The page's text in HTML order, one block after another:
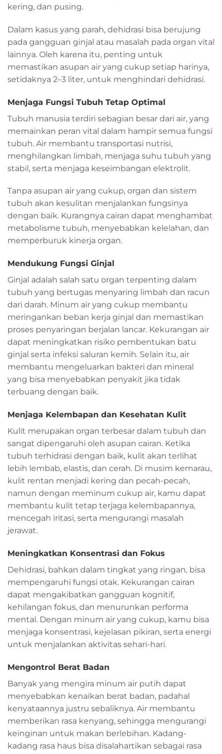
kering, dan pusing.
Dalam kasus yang parah, dehidrasi bisa berujung
pada gangguan ginjal atau masalah pada organ vital
lainnya. Oleh karena itu, penting untuk
memastikan asupan air yang cukup setiap harinya,
setidaknya 2–3 liter, untuk menghindari dehidrasi.
Menjaga Fungsi Tubuh Tetap Optimal
Tubuh manusia terdiri sebagian besar dari air, yang
memainkan peran vital dalam hampir semua fungsi
tubuh. Air membantu transportasi nutrisi,
menghilangkan limbah, menjaga suhu tubuh yang
stabil, serta menjaga keseimbangan elektrolit.
Tanpa asupan air yang cukup, organ dan sistem
tubuh akan kesulitan menjalankan fungsinya
dengan baik. Kurangnya cairan dapat menghambat
metabolisme tubuh, menyebabkan kelelahan, dan
memperburuk kinerja organ.
Mendukung Fungsi Ginjal
Ginjal adalah salah satu organ terpenting dalam
tubuh yang bertugas menyaring limbah dan racun
dari darah. Minum air yang cukup membantu
meringankan beban kerja ginjal dan memastikan
proses penyaringan berjalan lancar. Kekurangan air
dapat meningkatkan risiko pembentukan batu
ginjal serta infeksi saluran kemih. Selain itu, air
membantu mengeluarkan bakteri dan mineral
yang bisa menyebabkan penyakit jika tidak
terbuang dengan baik.
Menjaga Kelembapan dan Kesehatan Kulit
Kulit merupakan organ terbesar dalam tubuh dan
sangat dipengaruhi oleh asupan cairan. Ketika
tubuh terhidrasi dengan baik, kulit akan terlihat
lebih lembab, elastis, dan cerah. Di musim kemarau,
kulit rentan menjadi kering dan pecah-pecah,
namun dengan meminum cukup air, kamu dapat
membantu kulit tetap terjaga kelembapannya,
mencegah iritasi, serta mengurangi masalah
jerawat.
Meningkatkan Konsentrasi dan Fokus
Dehidrasi, bahkan dalam tingkat yang ringan, bisa
mempengaruhi fungsi otak. Kekurangan cairan
dapat mengakibatkan gangguan kognitif,
kehilangan fokus, dan menurunkan performa
mental. Dengan minum air yang cukup, kamu bisa
menjaga konsentrasi, kejelasan pikiran, serta energi
untuk menjalankan aktivitas sehari-hari.
Mengontrol Berat Badan
Banyak yang mengira minum air putih dapat
menyebabkan kenaikan berat badan, padahal
kenyataannya justru sebaliknya. Air membantu
memberikan rasa kenyang, sehingga mengurangi
keinginan untuk makan berlebihan. Kadang-
kadang rasa haus bisa disalahartikan sebagai rasa